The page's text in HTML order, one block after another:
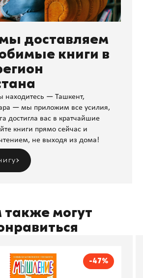
доставляем
книги в
находитесь — Ташкент,
— мы приложим все усилия,
достигла вас в кратчайшие
книги прямо сейчас и
не выходя из дома!
также могут
-47%